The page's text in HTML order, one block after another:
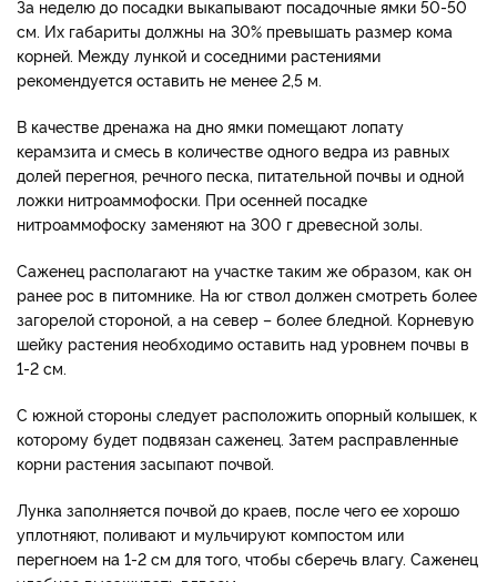
За неделю до посадки выкапывают посадочные ямки 50-50
см. Их габариты должны на 30% превышать размер кома
корней. Между лункой и соседними растениями
рекомендуется оставить не менее 2,5 м.
В качестве дренажа на дно ямки помещают лопату
керамзита и смесь в количестве одного ведра из равных
долей перегноя, речного песка, питательной почвы и одной
ложки нитроаммофоски. При осенней посадке
нитроаммофоску заменяют на 300 г древесной золы.
Саженец располагают на участке таким же образом, как он
ранее рос в питомнике. На юг ствол должен смотреть более
загорелой стороной, а на север – более бледной. Корневую
шейку растения необходимо оставить над уровнем почвы в
1-2 см.
С южной стороны следует расположить опорный колышек, к
которому будет подвязан саженец. Затем расправленные
корни растения засыпают почвой.
Лунка заполняется почвой до краев, после чего ее хорошо
уплотняют, поливают и мульчируют компостом или
перегноем на 1-2 см для того, чтобы сберечь влагу. Саженец